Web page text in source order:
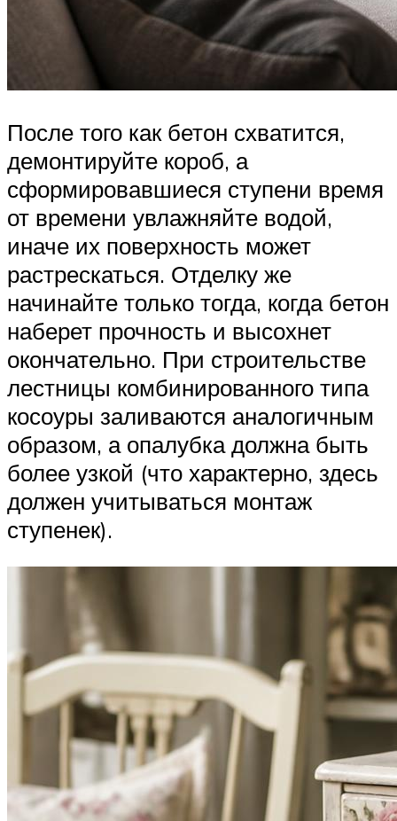
После того как бетон схватится,
демонтируйте короб, а
сформировавшиеся ступени время
от времени увлажняйте водой,
иначе их поверхность может
растрескаться. Отделку же
начинайте только тогда, когда бетон
наберет прочность и высохнет
окончательно. При строительстве
лестницы комбинированного типа
косоуры заливаются аналогичным
образом, а опалубка должна быть
более узкой (что характерно, здесь
должен учитываться монтаж
ступенек).